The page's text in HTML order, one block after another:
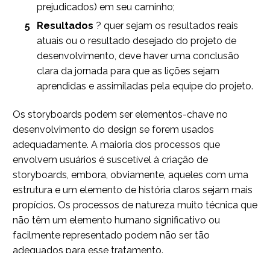
prejudicados) em seu caminho;
Resultados ? quer sejam os resultados reais
atuais ou o resultado desejado do projeto de
desenvolvimento, deve haver uma conclusão
clara da jornada para que as lições sejam
aprendidas e assimiladas pela equipe do projeto.
Os storyboards podem ser elementos-chave no
desenvolvimento do design se forem usados
adequadamente. A maioria dos processos que
envolvem usuários é suscetível à criação de
storyboards, embora, obviamente, aqueles com uma
estrutura e um elemento de história claros sejam mais
propícios. Os processos de natureza muito técnica que
não têm um elemento humano significativo ou
facilmente representado podem não ser tão
adequados para esse tratamento.